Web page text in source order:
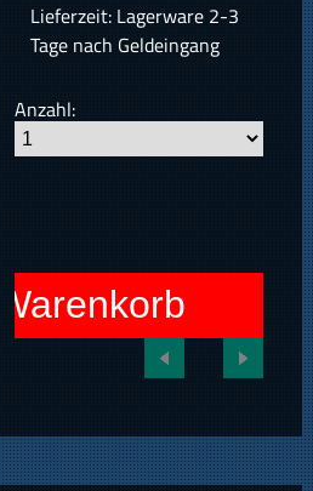
Lieferzeit: Lagerware 2-3
Tage nach Geldeingang
Anzahl: